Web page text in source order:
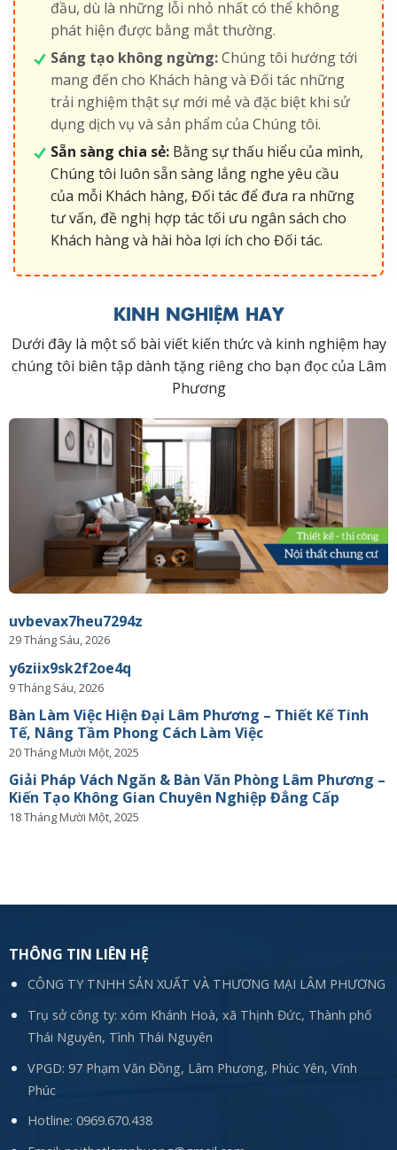
đầu, dù là những lỗi nhỏ nhất có thể không
phát hiện được bằng mắt thường.
Sáng tạo không ngừng:Chúng tôi hướng tới
mang đến cho Khách hàng và Đối tác những
trải nghiệm thật sự mới mẻ và đặc biệt khi sử
dụng dịch vụ và sản phẩm của Chúng tôi.
Sẵn sàng chia sẻ: Bằng sự thấu hiểu của mình,
Chúng tôi luôn sẵn sàng lắng nghe yêu cầu
của mỗi Khách hàng, Đối tác để đưa ra những
tư vấn, đề nghị hợp tác tối ưu ngân sách cho
Khách hàng và hài hòa lợi ích cho Đối tác.
KINH NGHIỆM HAY
Dưới đây là một số bài viết kiến thức và kinh nghiệm hay
chúng tôi biên tập dành tặng riêng cho bạn đọc của Lâm
Phương
uvbevax7heu7294z
29 Tháng Sáu, 2026
y6ziix9sk2f2oe4q
9 Tháng Sáu, 2026
Bàn Làm Việc Hiện Đại Lâm Phương – Thiết Kế Tinh
Tế, Nâng Tầm Phong Cách Làm Việc
20 Tháng Mười Một, 2025
Giải Pháp Vách Ngăn & Bàn Văn Phòng Lâm Phương –
Kiến Tạo Không Gian Chuyên Nghiệp Đẳng Cấp
18 Tháng Mười Một, 2025
THÔNG TIN LIÊN HỆ
CÔNG TY TNHH SẢN XUẤT VÀ THƯƠNG MẠI LÂM PHƯƠNG
Trụ sở công ty: xóm Khánh Hoà, xã Thịnh Đức, Thành phố
Thái Nguyên, Tình Thái Nguyên
VPGD: 97 Phạm Văn Đồng, Lâm Phương, Phúc Yên, Vĩnh
Phúc
Hotline: 0969.670.438